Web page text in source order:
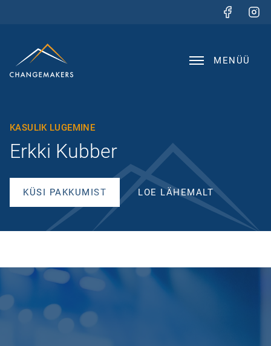
MENÜÜ
KASULIK LUGEMINE
Erkki Kubber
LOE LÄHEMALT
KÜSI PAKKUMIST